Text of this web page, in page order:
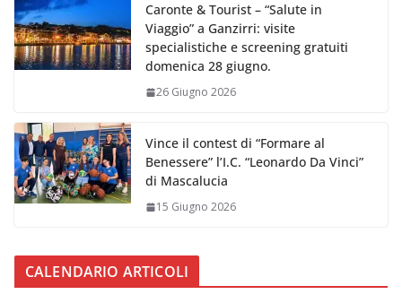
Caronte & Tourist – “Salute in
Viaggio” a Ganzirri: visite
specialistiche e screening gratuiti
domenica 28 giugno.
26 Giugno 2026
Vince il contest di “Formare al
Benessere” l’I.C. “Leonardo Da Vinci”
di Mascalucia
15 Giugno 2026
CALENDARIO ARTICOLI